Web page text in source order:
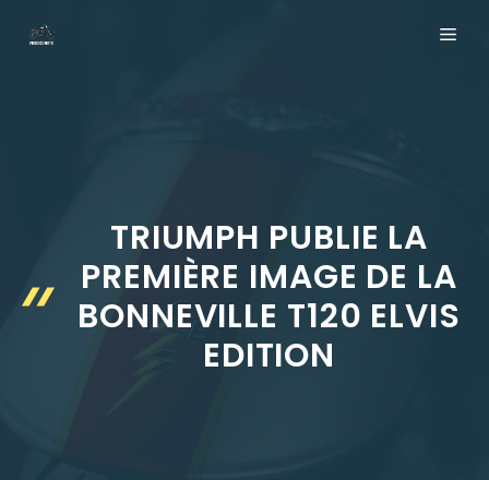
TRIUMPH PUBLIE LA
PREMIÈRE IMAGE DE LA
BONNEVILLE T120 ELVIS
EDITION